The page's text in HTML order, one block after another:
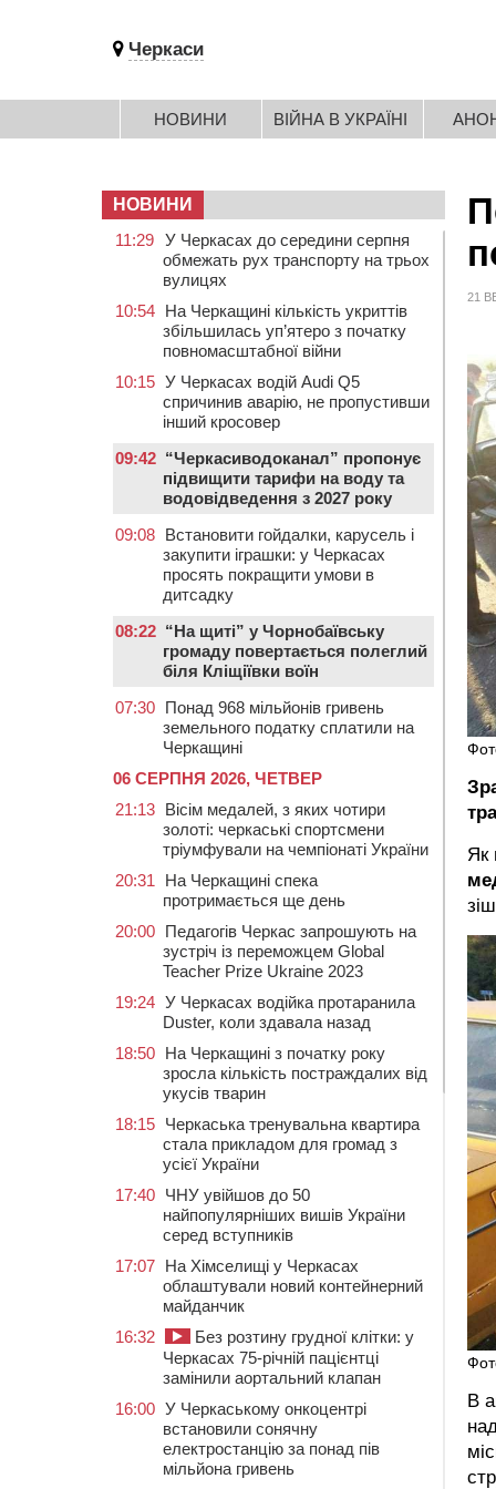
Черкаси
НОВИНИ ВІЙНА В УКРАЇНІ
21
Як
В
НОВИНИ
11:29 У Черкасах до середини серпня
обмежать рух транспорту на трьох
вулицях
10:54 На Черкащині кількість укриттів
збільшилась уп’ятеро з початку
повномасштабної війни
10:15 У Черкасах водій Audi Q5
спричинив аварію, не пропустивши
інший кросовер
09:42 “Черкасиводоканал” пропонує
підвищити тарифи на воду та
водовідведення з 2027 року
09:08 Встановити гойдалки, карусель і
закупити іграшки: у Черкасах
просять покращити умови в
дитсадку
08:22 “На щиті” у Чорнобаївську
громаду повертається полеглий
біля Кліщіївки воїн
07:30 Понад 968 мільйонів гривень
земельного податку сплатили на
Черкащині
06 СЕРПНЯ 2026, ЧЕТВЕР
21:13 Вісім медалей, з яких чотири
золоті: черкаські спортсмени
тріумфували на чемпіонаті України
20:31
На Черкащині спека
протримається ще день
20:00 Педагогів Черкас запрошують на
зустріч із переможцем Global
Teacher Prize Ukraine 2023
19:24 У Черкасах водійка протаранила
Duster, коли здавала назад
18:50 На Черкащині з початку року
зросла кількість постраждалих від
укусів тварин
18:15 Черкаська тренувальна квартира
стала прикладом для громад з
усієї України
17:40 ЧНУ увійшов до 50
найпопулярніших вишів України
серед вступників
17:07 На Хімселищі у Черкасах
облаштували новий контейнерний
майданчик
16:32
Без розтину грудної клітки: у
Черкасах 75-річній пацієнтці
замінили аортальний клапан
16:00 У Черкаському онкоцентрі
встановили сонячну
електростанцію за понад пів
мільйона гривень